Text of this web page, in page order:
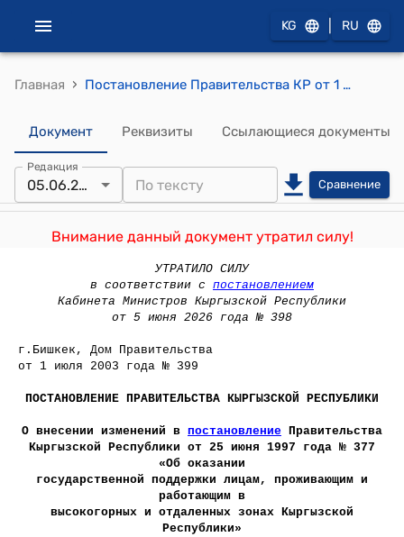
KG RU
Главная › Постановление Правительства КР от 1 июля 2003 года № 399 "О внесении изменений в постановление Правительства Кыргызской Республики от 25 июня 1997 года № 377 «Об оказании государственной поддержки лицам, проживающим и работающим в высокогорных и отдаленных зонах Кыргызской Республики""
Документ Реквизиты Ссылающиеся документы
Редакция
05.06.2026 Сравнение
Внимание данный документ утратил силу!